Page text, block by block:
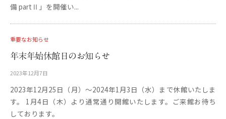
備 partⅡ」を開催い...
重要なお知らせ
年末年始休館日のお知らせ
2023年12月7日
更
用
2023年12月25日（月）～2024年1月3日（水）まで休館いたしま
す。 1月4日（木）より通常通り開館いたします。ご来館お待ち
しております。